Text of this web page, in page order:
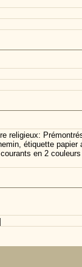
religieux:
étiquette
en 2